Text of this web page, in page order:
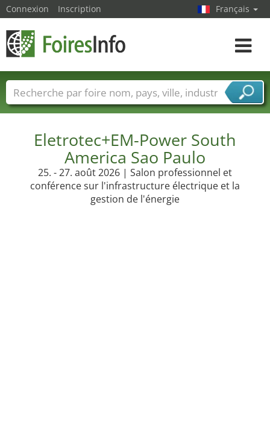
Eletrotec+EM-Power South
America Sao Paulo
25. - 27. août 2026 | Salon professionnel et
conférence sur l'infrastructure électrique et la
gestion de l'énergie
Connexion Inscription Français
Toggle
Foire noms Pays Villes
Secteurs de foire